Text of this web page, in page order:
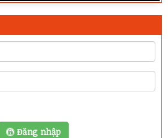
Đăng nhập